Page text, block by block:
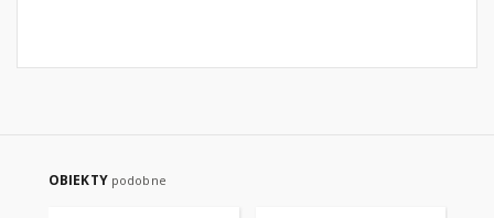
OBIEKTY podobne